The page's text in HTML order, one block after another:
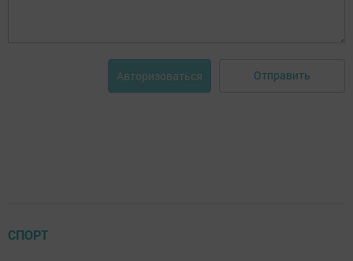
Авторизоваться Отправить
СПОРТ